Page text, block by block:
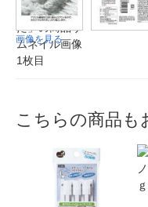
画像を見る
こちらの商品も